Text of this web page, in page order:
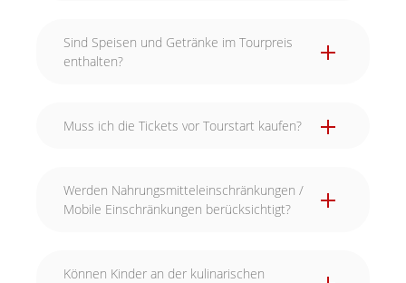
Sind Speisen und Getränke im Tourpreis
enthalten?
Muss ich die Tickets vor Tourstart kaufen?
Werden Nahrungsmitteleinschränkungen /
Mobile Einschränkungen berücksichtigt?
Können Kinder an der kulinarischen